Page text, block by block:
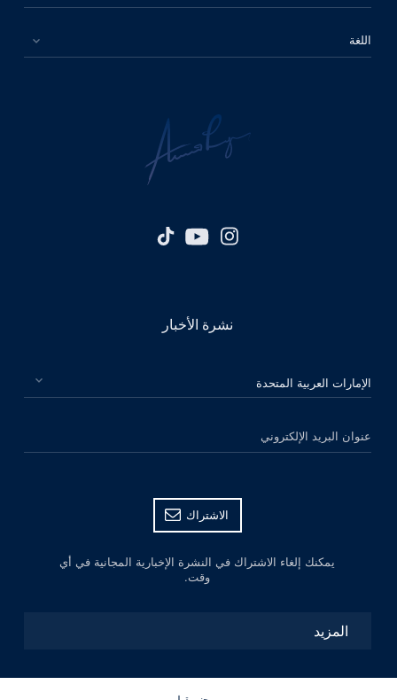
اللغة
نشرة الأخبار
الرجاء اختيار بلدك
عنوان البريد الإلكتروني
الاشتراك
يمكنك إلغاء الاشتراك في النشرة الإخبارية المجانية في أي
وقت.
المزيد